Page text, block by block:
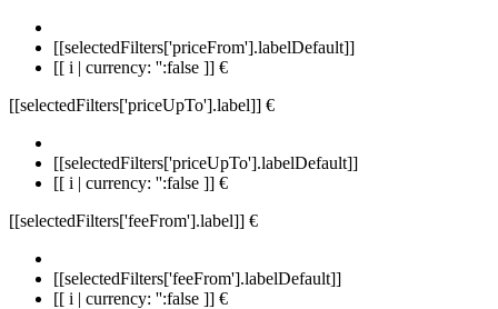
[[selectedFilters['priceFrom'].labelDefault]]
[[ i | currency: '':false ]] €
[[selectedFilters['priceUpTo'].label]] €
[[selectedFilters['priceUpTo'].labelDefault]]
[[ i | currency: '':false ]] €
[[selectedFilters['feeFrom'].label]] €
[[selectedFilters['feeFrom'].labelDefault]]
[[ i | currency: '':false ]] €